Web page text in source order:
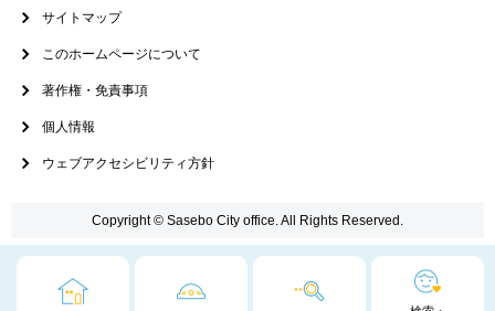
サイトマップ
このホームページについて
著作権・免責事項
個人情報
ウェブアクセシビリティ方針
Copyright © Sasebo City office. All Rights Reserved.